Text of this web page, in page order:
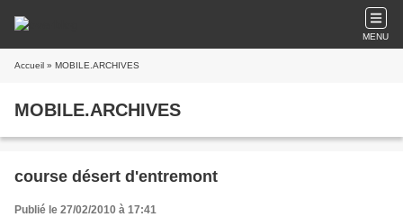
MENU
Accueil » MOBILE.ARCHIVES
MOBILE.ARCHIVES
course désert d'entremont
Publié le 27/02/2010 à 17:41